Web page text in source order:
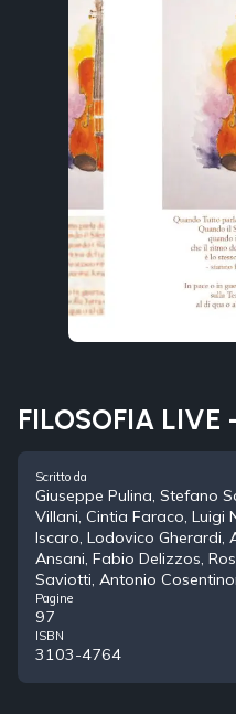
FILOSOFIA LIVE
Scritto da
Giuseppe Pulina, Stefano
Villani, Cintia Faraco, Luigi
Iscaro, Lodovico Gherardi,
Ansani, Fabio Delizzos,
Saviotti, Antonio
Pagine
97
ISBN
3103-4764